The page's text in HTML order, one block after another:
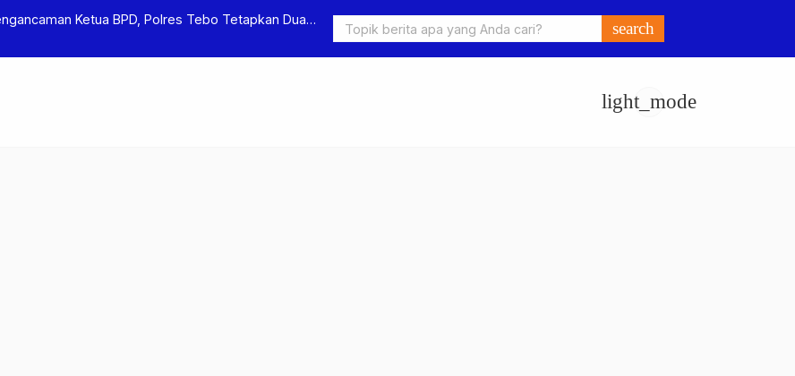
Ketua BPD, Polres Tebo Tetapkan Dua
Polres Tebo Ungkap Kasus Pengeroyokan dan Penganiayaan, Dua Pelaku
Pengeroyokan di Sumay Ditahan
search
light_mode